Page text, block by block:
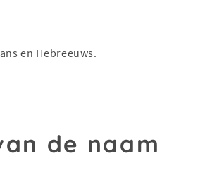
en Hebreeuws.
de naam